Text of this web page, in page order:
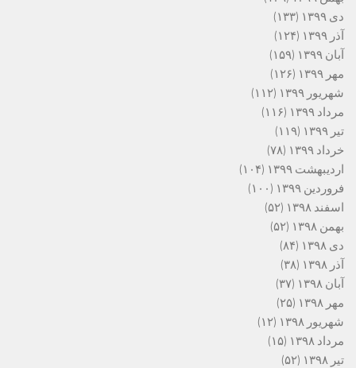
دی ۱۳۹۹
(۱۳۳)
آذر ۱۳۹۹
(۱۲۴)
آبان ۱۳۹۹
(۱۵۹)
مهر ۱۳۹۹
(۱۲۶)
شهریور ۱۳۹۹
(۱۱۲)
مرداد ۱۳۹۹
(۱۱۶)
تیر ۱۳۹۹
(۱۱۹)
خرداد ۱۳۹۹
(۷۸)
اردیبهشت ۱۳۹۹
(۱۰۴)
فروردین ۱۳۹۹
(۱۰۰)
اسفند ۱۳۹۸
(۵۲)
بهمن ۱۳۹۸
(۵۲)
دی ۱۳۹۸
(۸۴)
آذر ۱۳۹۸
(۳۸)
آبان ۱۳۹۸
(۳۷)
مهر ۱۳۹۸
(۲۵)
شهریور ۱۳۹۸
(۱۲)
مرداد ۱۳۹۸
(۱۵)
تیر ۱۳۹۸
(۵۲)